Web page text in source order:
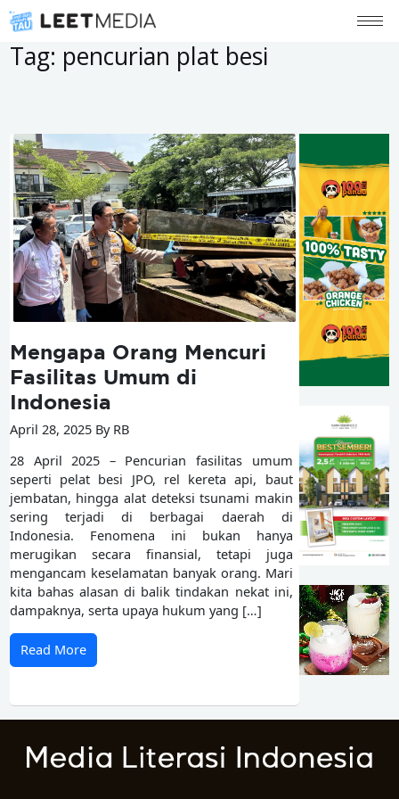
Tag: pencurian plat besi
Mengapa Orang Mencuri
Fasilitas Umum di
Indonesia
April 28, 2025 By RB
28 April 2025 – Pencurian fasilitas umum
seperti pelat besi JPO, rel kereta api, baut
jembatan, hingga alat deteksi tsunami makin
sering terjadi di berbagai daerah di
Indonesia. Fenomena ini bukan hanya
merugikan secara finansial, tetapi juga
mengancam keselamatan banyak orang. Mari
kita bahas alasan di balik tindakan nekat ini,
dampaknya, serta upaya hukum yang […]
Read More